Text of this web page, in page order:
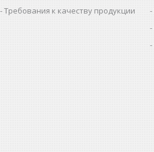
Требования к качеству продукции